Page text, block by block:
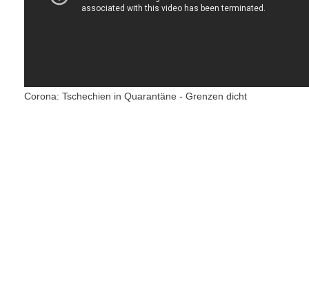
Corona: Tschechien in Quarantäne - Grenzen dicht